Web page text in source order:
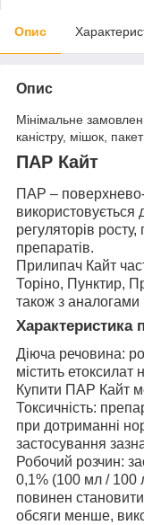
Опис
Опис
Мінімальне
каністру, мішок,
ПАР Кайт
ПАР –
використовується
регуляторів росту,
препаратів.
Прилипач Кайт
Торіно, Пунктир,
також з аналогами
Характеристика
Діюча речовина:
містить етоксилат
Купити ПАР Кайт
Токсичність:
при дотриманні
застосування
Робочий розчин:
0,1% (100 мл / 100
повинен
обсяги менше,